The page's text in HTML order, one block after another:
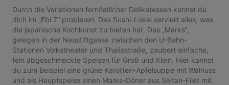
Durch die Variationen fernöstlicher Delikatessen kannst du
dich im „Ebi 7“ probieren. Das Sushi-Lokal serviert alles, was
die japanische Kochkunst zu bieten hat. Das „Marks“,
gelegen in der Neustiftgasse zwischen den U-Bahn-
Stationen Volkstheater und Thaliastraße, zaubert einfache,
fein abgeschmeckte Speisen für Groß und Klein. Hier kannst
du zum Beispiel eine grüne Karotten-Apfelsuppe mit Walnuss
und als Hauptspeise einen Marks-Döner aus Seitan-Filet mit